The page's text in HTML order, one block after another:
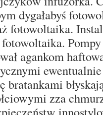
dygałabyś
fotowoltaika.
Pompy
agankom
bratankami
zza